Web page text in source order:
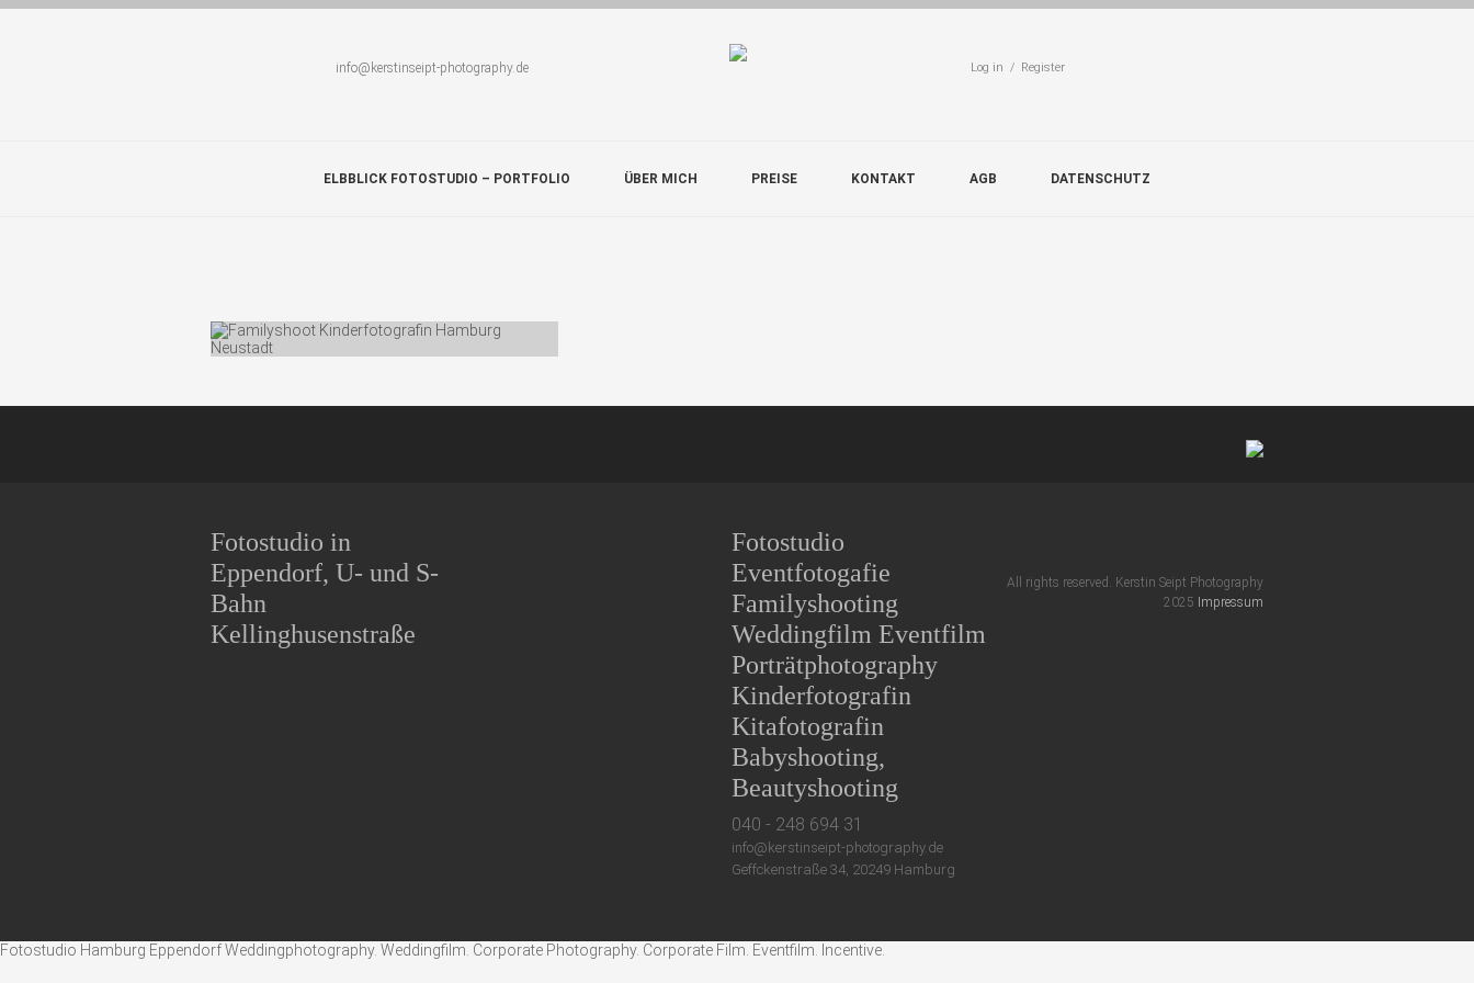
info@kerstinseipt-photography.de Log in / Register
ELBBLICK FOTOSTUDIO – PORTFOLIO ÜBER MICH PREISE KONTAKT AGB DATENSCHUTZ
Fotostudio in
Eppendorf, U- und S-
Bahn
Kellinghusenstraße
Fotostudio
Eventfotogafie
Familyshooting
Weddingfilm Eventfilm
Porträtphotography
Kinderfotografin
Kitafotografin
Babyshooting,
Beautyshooting
040 - 248 694 31
info@kerstinseipt-photography.de
Geffckenstraße 34, 20249 Hamburg
All rights reserved. Kerstin Seipt Photography
2025 Impressum
Fotostudio Hamburg Eppendorf Weddingphotography. Weddingfilm. Corporate Photography. Corporate Film. Eventfilm. Incentive.